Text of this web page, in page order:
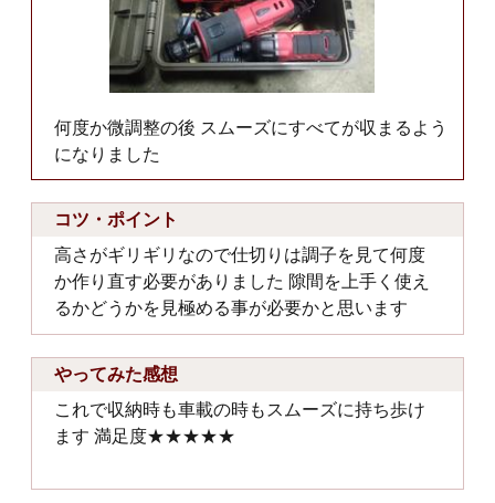
何度か微調整の後 スムーズにすべてが収まるよう
になりました
コツ・ポイント
高さがギリギリなので仕切りは調子を見て何度
か作り直す必要がありました 隙間を上手く使え
るかどうかを見極める事が必要かと思います
やってみた感想
これで収納時も車載の時もスムーズに持ち歩け
ます 満足度★★★★★